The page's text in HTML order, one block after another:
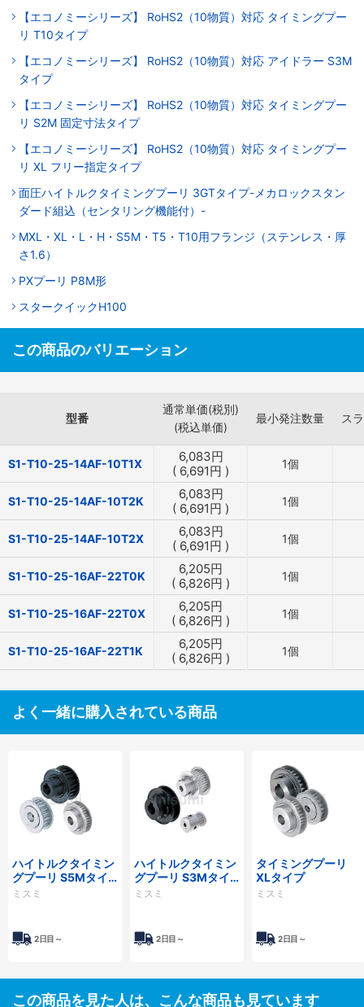
【エコノミーシリーズ】 RoHS2（10物質）対応 タイミングプー
リ T10タイプ
【エコノミーシリーズ】 RoHS2（10物質）対応 アイドラー S3M
タイプ
【エコノミーシリーズ】 RoHS2（10物質）対応 タイミングプー
リ S2M 固定寸法タイプ
【エコノミーシリーズ】 RoHS2（10物質）対応 タイミングプー
リ XL フリー指定タイプ
面圧ハイトルクタイミングプーリ 3GTタイプ-メカロックスタン
ダード組込（センタリング機能付）-
MXL・XL・L・H・S5M・T5・T10用フランジ（ステンレス・厚
さ1.6）
PXプーリ P8M形
スタークイックH100
この商品のバリエーション
型番
通常単価(税別)
(税込単価)
最小発注数量 ス
S1-T10-25-14AF-10T1X 6,083円
( 6,691円 ) 1個
S1-T10-25-14AF-10T2K 6,083円
( 6,691円 ) 1個
S1-T10-25-14AF-10T2X 6,083円
( 6,691円 ) 1個
S1-T10-25-16AF-22T0K 6,205円
( 6,826円 ) 1個
S1-T10-25-16AF-22T0X 6,205円
( 6,826円 ) 1個
S1-T10-25-16AF-22T1K 6,205円
( 6,826円 ) 1個
よく一緒に購入されている商品
ハイトルクタイミン
グプーリ S5Mタイ
プ
ミスミ
2日目～
ハイトルクタイミン
グプーリ S3Mタイ
プ
ミスミ
2日目～
タイミングプーリ
XLタイプ
ミスミ
2日目～
この商品を見た人は、こんな商品も見ています